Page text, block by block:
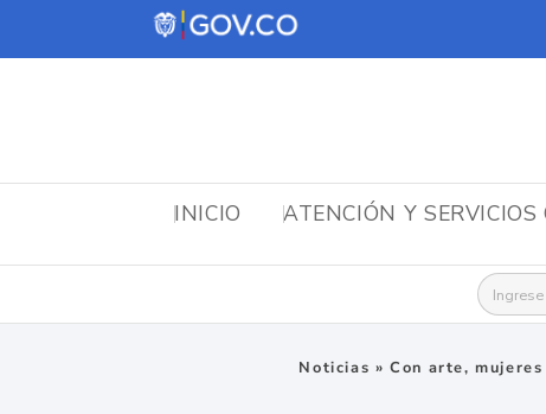
INICIO ATENCIÓN Y
Noticias »Con arte,